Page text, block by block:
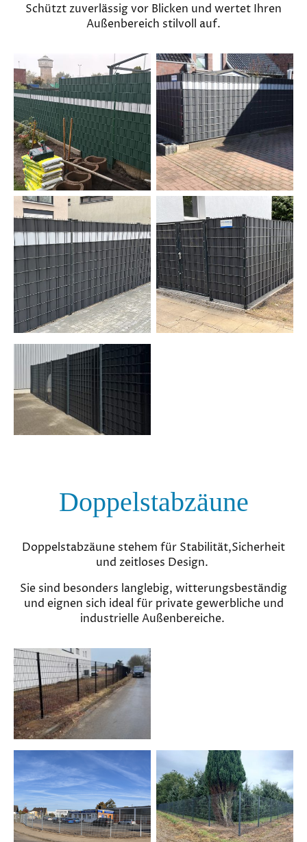
Schützt zuverlässig vor Blicken und wertet Ihren
Außenbereich stilvoll auf.
Doppelstabzäune
Doppelstabzäune stehem für Stabilität,Sicherheit
und zeitloses Design.
Sie sind besonders langlebig, witterungsbeständig
und eignen sich ideal für private gewerbliche und
industrielle Außenbereiche.